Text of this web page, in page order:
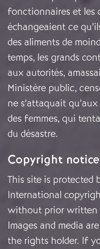
fonctionnaires et les
échangeaient ce
des aliments de
temps, les grands
aux autorités,
Ministère public,
ne s’attaquait
des femmes, qui
du désastre.
Copyright notice
This site is protected
International
without prior written
Images and media
the rights holder. If